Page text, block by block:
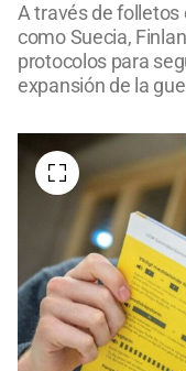
A través de
como Suecia,
protocolos para
expansión de la